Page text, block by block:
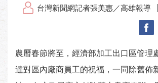
台灣新聞網記者張美惠／高雄報導
農曆春節將至，經濟部加工出口區管理
達對區內廠商員工的祝福，一同除舊佈